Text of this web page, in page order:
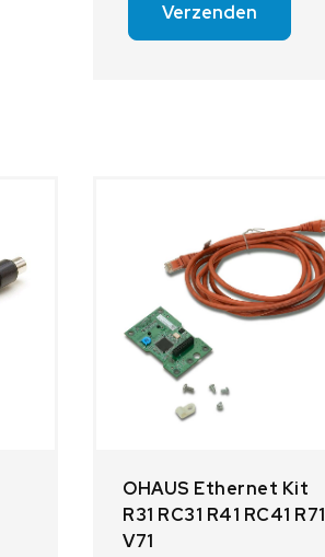
Verzenden
OHAUS Ethernet Kit
R31 RC31 R41 RC41 R71
V71